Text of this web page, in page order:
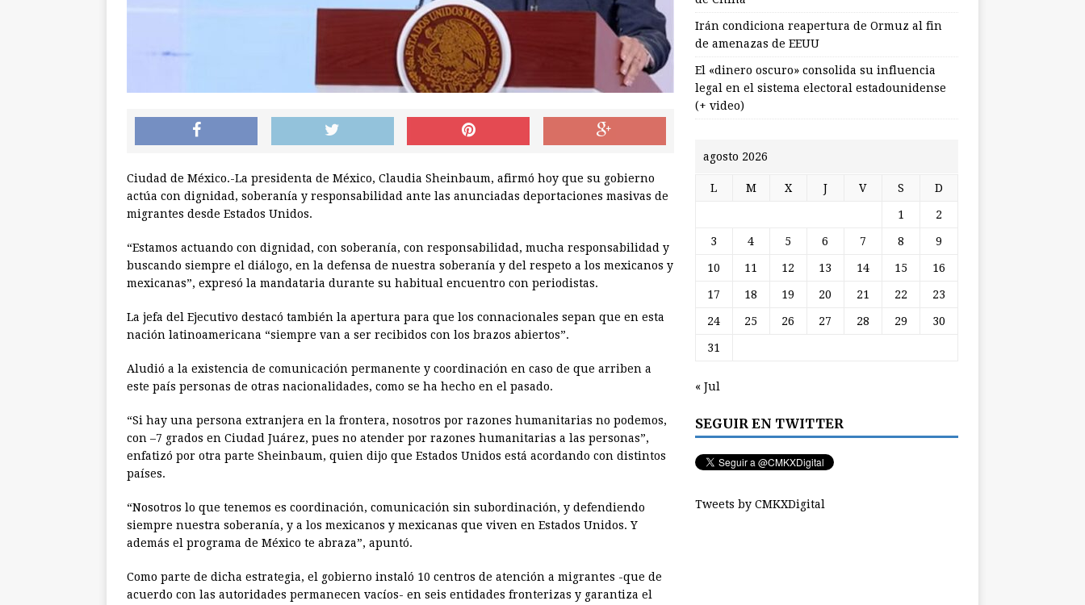
Ciudad de México.-La presidenta de México, Claudia Sheinbaum, afirmó hoy que su gobierno
actúa con dignidad, soberanía y responsabilidad ante las anunciadas deportaciones masivas de
migrantes desde Estados Unidos.
“Estamos actuando con dignidad, con soberanía, con responsabilidad, mucha responsabilidad y
buscando siempre el diálogo, en la defensa de nuestra soberanía y del respeto a los mexicanos y
mexicanas”, expresó la mandataria durante su habitual encuentro con periodistas.
La jefa del Ejecutivo destacó también la apertura para que los connacionales sepan que en esta
nación latinoamericana “siempre van a ser recibidos con los brazos abiertos”.
Aludió a la existencia de comunicación permanente y coordinación en caso de que arriben a
este país personas de otras nacionalidades, como se ha hecho en el pasado.
“Si hay una persona extranjera en la frontera, nosotros por razones humanitarias no podemos,
con –7 grados en Ciudad Juárez, pues no atender por razones humanitarias a las personas”,
enfatizó por otra parte Sheinbaum, quien dijo que Estados Unidos está acordando con distintos
países.
“Nosotros lo que tenemos es coordinación, comunicación sin subordinación, y defendiendo
siempre nuestra soberanía, y a los mexicanos y mexicanas que viven en Estados Unidos. Y
además el programa de México te abraza”, apuntó.
Como parte de dicha estrategia, el gobierno instaló 10 centros de atención a migrantes -que de
acuerdo con las autoridades permanecen vacíos- en seis entidades fronterizas y garantiza el
Irán condiciona reapertura de Ormuz al fin
de amenazas de EEUU
El «dinero oscuro» consolida su influencia
legal en el sistema electoral estadounidense
(+ video)
agosto 2026
L M X J V S D
1 2
3 4 5 6 7 8 9
10 11 12 13 14 15 16
17 18 19 20 21 22 23
24 25 26 27 28 29 30
31
« Jul
SEGUIR EN TWITTER
Tweets by CMKXDigital